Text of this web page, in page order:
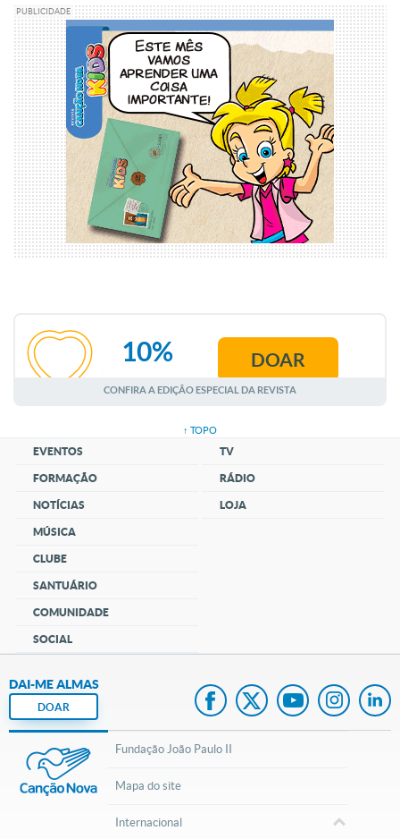
PUBLICIDADE
AGOSTO
10% DOAR
CONFIRA A EDIÇÃO ESPECIAL DA REVISTA
↑ TOPO
EVENTOS
FORMAÇÃO
NOTÍCIAS
MÚSICA
CLUBE
SANTUÁRIO
COMUNIDADE
SOCIAL
TV
RÁDIO
LOJA
DAI-ME ALMAS
DOAR
Fundação João Paulo II
Mapa do site
Internacional